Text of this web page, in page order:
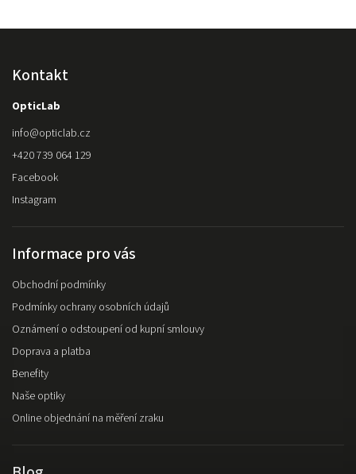
Kontakt
OpticLab
info@opticlab.cz
+420 739 064 129
Facebook
Instagram
Informace pro vás
Obchodní podmínky
Podmínky ochrany osobních údajů
Oznámení o odstoupení od kupní smlouvy
Doprava a platba
Benefity
Naše optiky
Online objednání na měření zraku